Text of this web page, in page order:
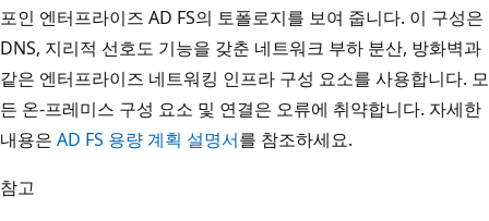
포인 엔터프라이즈 AD FS의 토폴로지를 보여 줍니다. 이 구성은
DNS, 지리적 선호도 기능을 갖춘 네트워크 부하 분산, 방화벽과
같은 엔터프라이즈 네트워킹 인프라 구성 요소를 사용합니다. 모
든 온-프레미스 구성 요소 및 연결은 오류에 취약합니다. 자세한
내용은 AD FS 용량 계획 설명서를 참조하세요.
참고